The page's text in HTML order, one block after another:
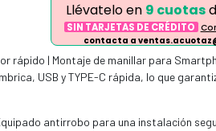
Llévatelo en 9 cuotas
SIN TARJETAS DE CRÉDITO
contacta a
rápido | Montaje de manillar para
USB y TYPE-C rápida, lo que
antirrobo para una instalación